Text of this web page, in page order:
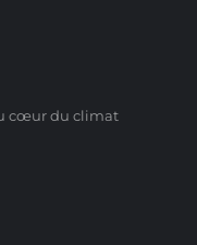
cœur du climat